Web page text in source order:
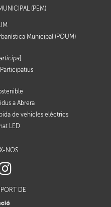
(PEM)
Municipal (POUM)
a Abrera
de vehicles elèctrics
LED
NOS
DE